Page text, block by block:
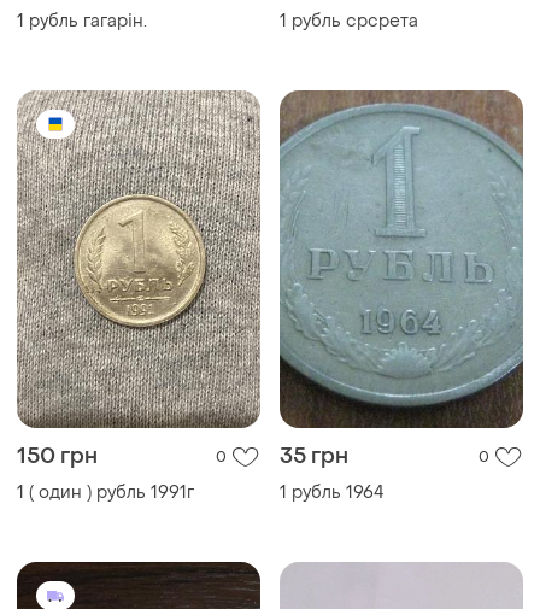
1 рубль гагарін. 1 рубль срсрета
150 грн 0
1 ( один ) рубль 1991г
35 грн 0
1 рубль 1964